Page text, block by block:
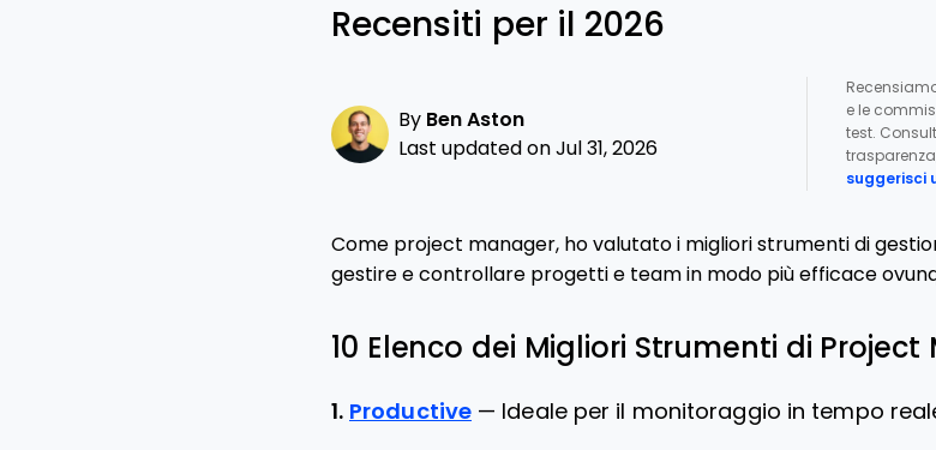
Recensiti per il 2026
By Ben Aston
Last updated on Jul 31, 2026
e le
test.
suggerisci
Come project manager, ho valutato i migliori strumenti di
gestire e controllare progetti e team in modo più efficace
10 Elenco dei Migliori Strumenti di
1. Productive — Ideale per il monitoraggio in tempo